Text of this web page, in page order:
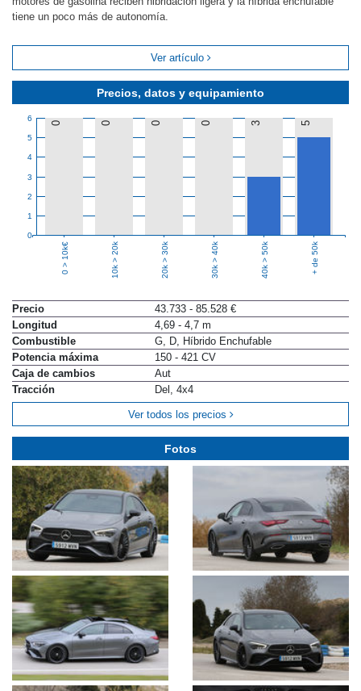
Precios, datos y equipamiento
0
1
2
3
4
5
6
0 0 0 0 3 5
0 > 10k€ 10k > 20k 20k > 30k 30k > 40k 40k > 50k + de 50k
Precio
43.733 - 85.528 €
Longitud
4,69 - 4,7 m
Combustible
G, D, Híbrido Enchufable
Potencia máxima
150 - 421 CV
Caja de cambios
Aut
Tracción
Del, 4x4
Ver todos los precios
tiene un poco más de autonomía.
Ver artículo
Fotos